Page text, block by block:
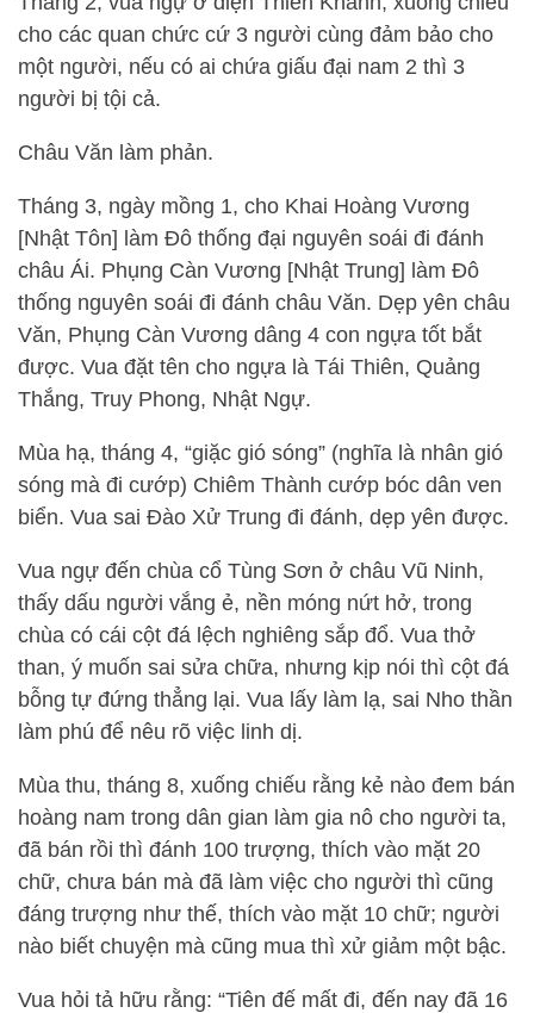
cho các quan chức cứ 3 người cùng đảm bảo cho
một người, nếu có ai chứa giấu đại nam 2 thì 3
người bị tội cả.
Châu Văn làm phản.
Tháng 3, ngày mồng 1, cho Khai Hoàng Vương
[Nhật Tôn] làm Đô thống đại nguyên soái đi đánh
châu Ái. Phụng Càn Vương [Nhật Trung] làm Đô
thống nguyên soái đi đánh châu Văn. Dẹp yên châu
Văn, Phụng Càn Vương dâng 4 con ngựa tốt bắt
được. Vua đặt tên cho ngựa là Tái Thiên, Quảng
Thắng, Truy Phong, Nhật Ngự.
Mùa hạ, tháng 4, “giặc gió sóng” (nghĩa là nhân gió
sóng mà đi cướp) Chiêm Thành cướp bóc dân ven
biển. Vua sai Đào Xử Trung đi đánh, dẹp yên được.
Vua ngự đến chùa cổ Tùng Sơn ở châu Vũ Ninh,
thấy dấu người vắng ẻ, nền móng nứt hở, trong
chùa có cái cột đá lệch nghiêng sắp đổ. Vua thở
than, ý muốn sai sửa chữa, nhưng kịp nói thì cột đá
bỗng tự đứng thẳng lại. Vua lấy làm lạ, sai Nho thần
làm phú để nêu rõ việc linh dị.
Mùa thu, tháng 8, xuống chiếu rằng kẻ nào đem bán
hoàng nam trong dân gian làm gia nô cho người ta,
đã bán rồi thì đánh 100 trượng, thích vào mặt 20
chữ, chưa bán mà đã làm việc cho người thì cũng
đáng trượng như thế, thích vào mặt 10 chữ; người
nào biết chuyện mà cũng mua thì xử giảm một bậc.
Vua hỏi tả hữu rằng: “Tiên đế mất đi, đến nay đã 16